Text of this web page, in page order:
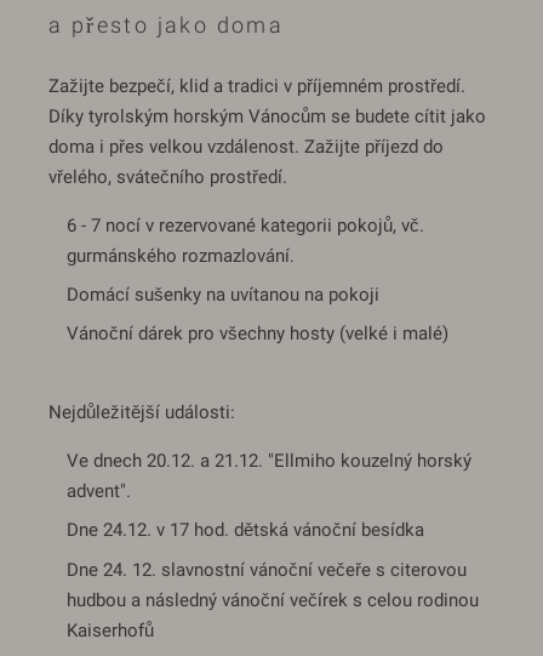
a přesto jako doma
Zažijte bezpečí, klid a tradici v příjemném prostředí.
Díky tyrolským horským Vánocům se budete cítit jako
doma i přes velkou vzdálenost. Zažijte příjezd do
vřelého, svátečního prostředí.
6 - 7 nocí v rezervované kategorii pokojů, vč.
gurmánského rozmazlování.
Domácí sušenky na uvítanou na pokoji
Vánoční dárek pro všechny hosty (velké i malé)
Nejdůležitější události:
Ve dnech 20.12. a 21.12. "Ellmiho kouzelný horský
advent".
Dne 24.12. v 17 hod. dětská vánoční besídka
Dne 24. 12. slavnostní vánoční večeře s citerovou
hudbou a následný vánoční večírek s celou rodinou
Kaiserhofů